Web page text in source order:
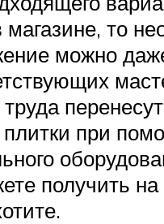
то
можно
при
получить на